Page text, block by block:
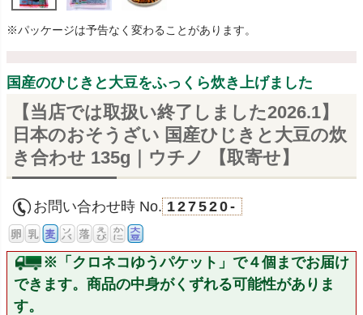
※パッケージは予告なく変わることがあります。
国産のひじきと大豆をふっくら炊き上げました
【当店では取扱い終了しました2026.1】
日本のおそうざい 国産ひじきと大豆の炊
き合わせ 135g｜ウチノ 【取寄せ】
お問い合わせ時 No. 127520-
※「クロネコゆうパケット」で４個までお届け
できます。商品の中身がくずれる可能性がありま
す。